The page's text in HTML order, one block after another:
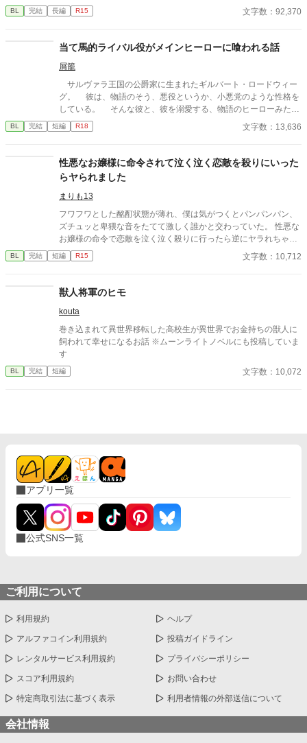
んな主人公はやばい公爵令息に目を付けられて翻弄される
BL 完結 長編 R15 文字数：92,370
当て馬的ライバル役がメインヒーローに喰われる話
屑籠
サルヴァラ王国の公爵家に生まれたギルバート・ロードウィー
グ。 彼は、物語のそう、悪役というか、小悪党のような性格を
している。 そんな彼と、彼を溺愛する、物語のヒーローみたい
にキラキラ輝いている平民、アルベルト・グラーツのお話。 さ
らっと読めるようなそんな感じの短編です。
BL 完結 短編 R18 文字数：13,636
性悪なお嬢様に命令されて泣く泣く恋敵を殺りにいった
らヤられました
まりも13
フワフワとした酩酊状態が薄れ、僕は気がつくとパンパンパン、
ズチュッと卑猥な音をたてて激しく誰かと交わっていた。 性悪な
お嬢様の命令で恋敵を泣く泣く殺りに行ったら逆にヤラれちゃっ
た、ちょっとアホな子の話です。 （ムーンライトノベルにも掲載
しています）
BL 完結 短編 R15 文字数：10,712
獣人将軍のヒモ
kouta
巻き込まれて異世界移転した高校生が異世界でお金持ちの獣人に
飼われて幸せになるお話 ※ムーンライトノベルにも投稿していま
す
BL 完結 短編 文字数：10,072
アプリ一覧
公式SNS一覧
ご利用について
利用規約 ヘルプ
アルファコイン利用規約 投稿ガイドライン
レンタルサービス利用規約 プライバシーポリシー
スコア利用規約 お問い合わせ
特定商取引法に基づく表示 利用者情報の外部送信について
会社情報